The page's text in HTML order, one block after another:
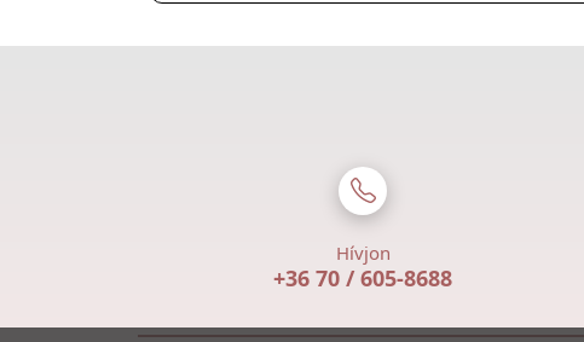
Hívjon
+36 70 / 605-8688